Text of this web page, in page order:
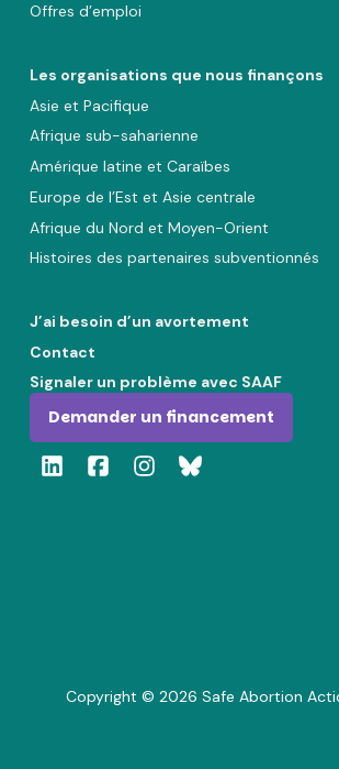
Offres d’emploi
Les organisations que nous finançons
Asie et Pacifique
Afrique sub-saharienne
Amérique latine et Caraïbes
Europe de l’Est et Asie centrale
Afrique du Nord et Moyen-Orient
Histoires des partenaires subventionnés
J’ai besoin d’un avortement
Contact
Signaler un problème avec SAAF
Demander un financement
Copyright ©2026 Safe Abortion